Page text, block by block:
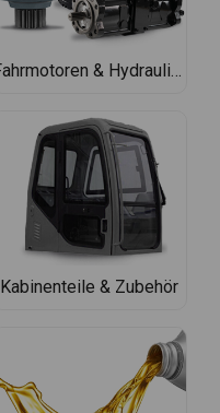
Kabinenteile & Zubehör